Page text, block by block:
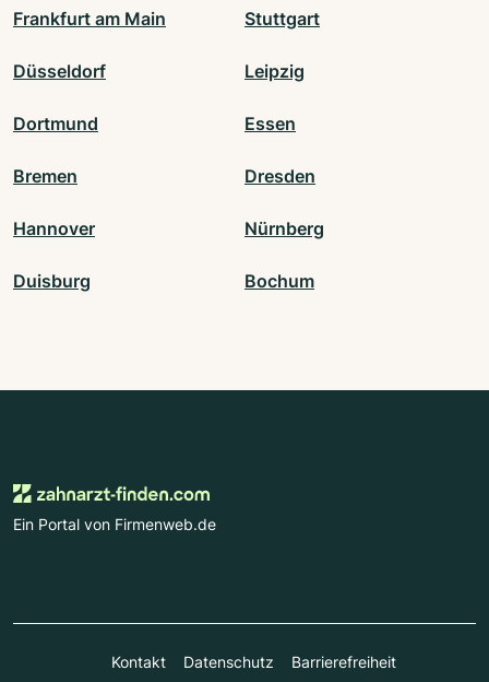
Frankfurt am Main Stuttgart
Düsseldorf Leipzig
Dortmund Essen
Bremen Dresden
Hannover Nürnberg
Duisburg Bochum
Ein Portal von Firmenweb.de
Kontakt Datenschutz Barrierefreiheit